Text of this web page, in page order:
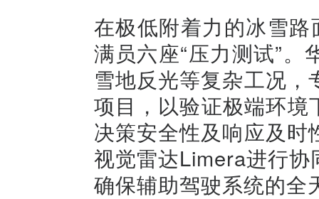
在极低附着力的冰雪
满员六座“压力测试”
雪地反光等复杂工况
项目，以验证极端环
决策安全性及响应及
视觉雷达Limera进行
确保辅助驾驶系统的全